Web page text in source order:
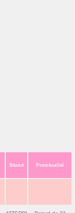
Statut Ponctualité